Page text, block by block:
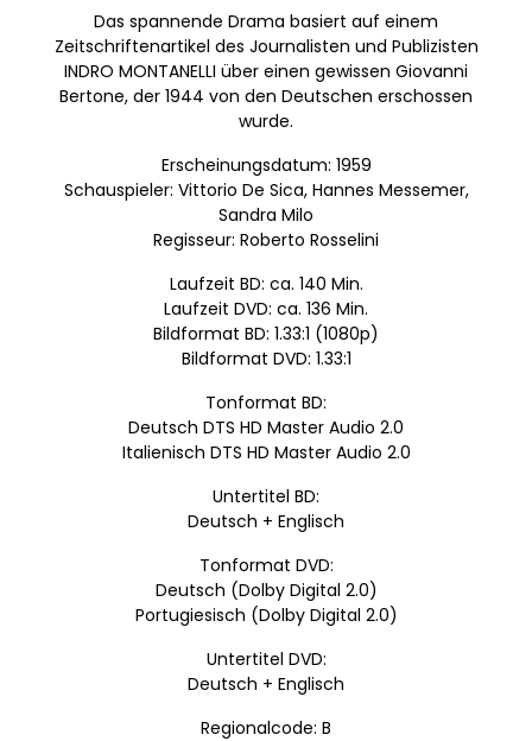
Das spannende Drama basiert auf einem
Zeitschriftenartikel des Journalisten und Publizisten
INDRO MONTANELLI über einen gewissen Giovanni
Bertone, der 1944 von den Deutschen erschossen
wurde.
Erscheinungsdatum: 1959
Schauspieler: Vittorio De Sica, Hannes Messemer,
Sandra Milo
Regisseur: Roberto Rosselini
Laufzeit BD: ca. 140 Min.
Laufzeit DVD: ca. 136 Min.
Bildformat BD: 1.33:1 (1080p)
Bildformat DVD: 1.33:1
Tonformat BD:
Deutsch DTS HD Master Audio 2.0
Italienisch DTS HD Master Audio 2.0
Untertitel BD:
Deutsch + Englisch
Tonformat DVD:
Deutsch (Dolby Digital 2.0)
Portugiesisch (Dolby Digital 2.0)
Untertitel DVD:
Deutsch + Englisch
Regionalcode: B